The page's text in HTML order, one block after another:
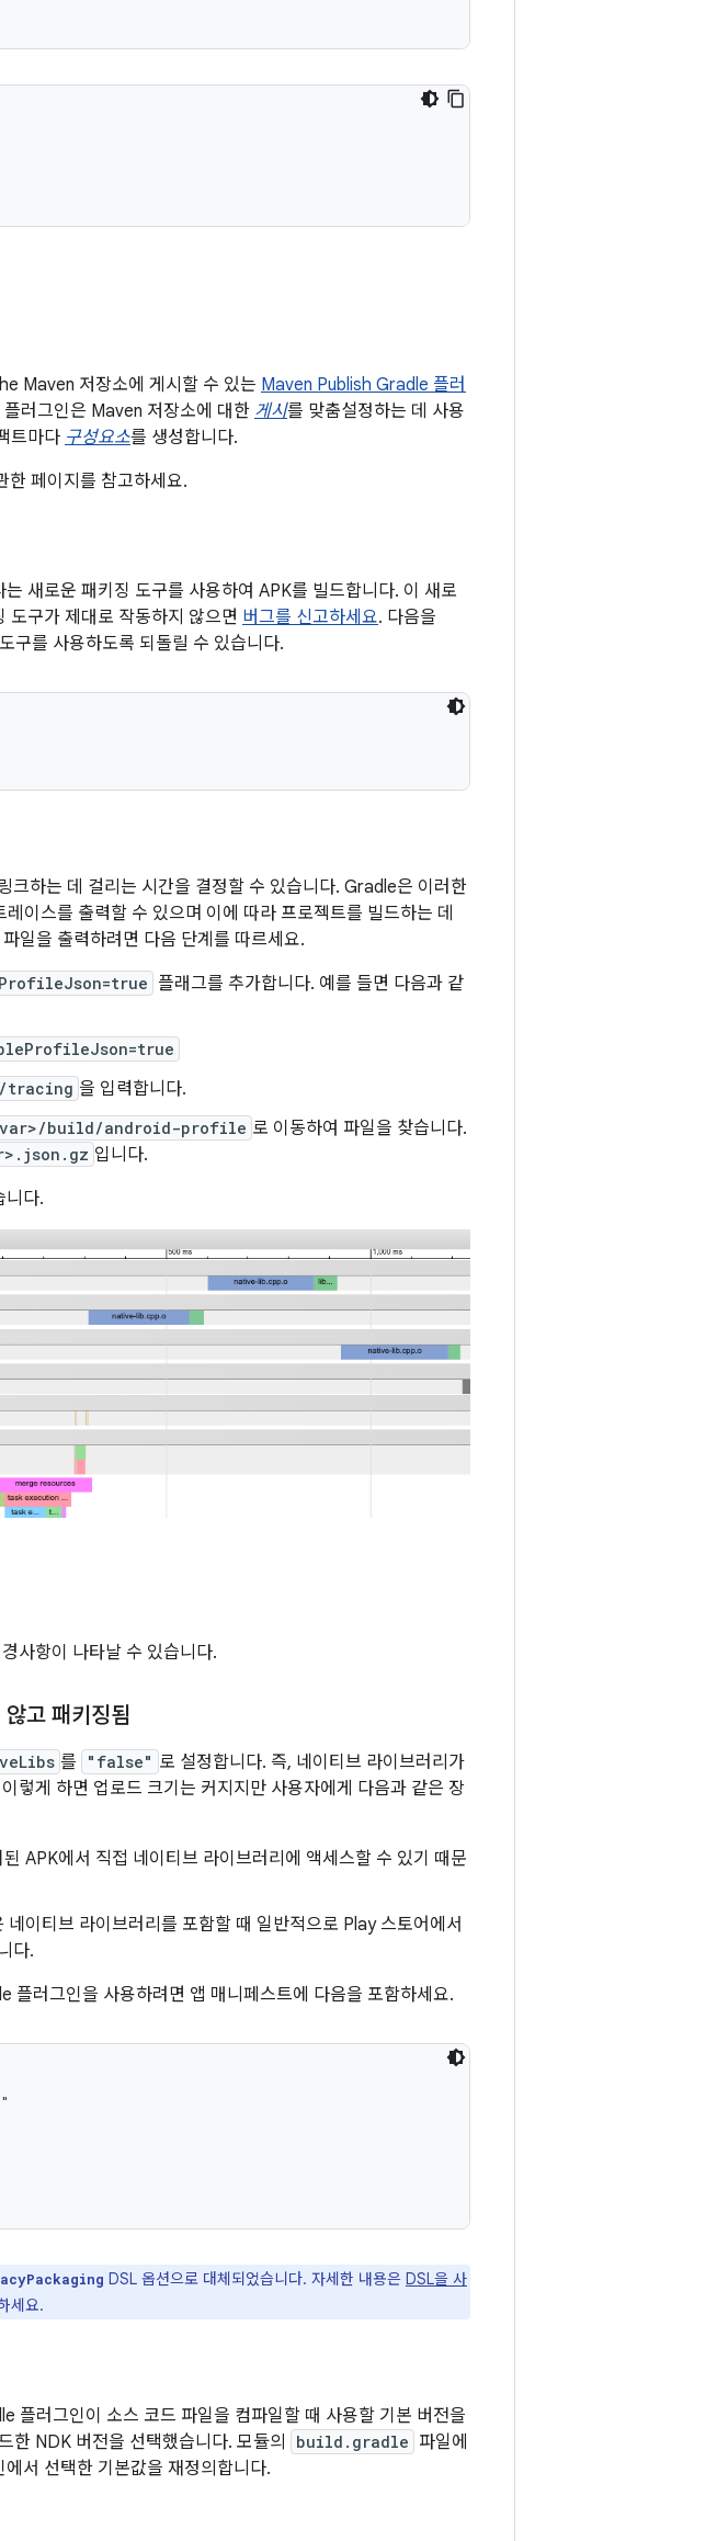
Maven 저장소에 게시할 수 있는 Maven Publish Gradle 플러
러그인은 Maven 저장소에 대한 게시를 맞춤설정하는 데 사용
트마다 구성요소를 생성합니다.
한 페이지를 참고하세요.
는 새로운 패키징 도구를 사용하여 APK를 빌드합니다. 이 새로
도구가 제대로 작동하지 않으면 버그를 신고하세요. 다음을
구를 사용하도록 되돌릴 수 있습니다.
크하는 데 걸리는 시간을 결정할 수 있습니다. Gradle은 이러한
이스를 출력할 수 있으며 이에 따라 프로젝트를 빌드하는 데
일을 출력하려면 다음 단계를 따르세요.
플래그를 추가합니다. 예를 들면 다음과 같
tracing 을 입력합니다.
build/android-profile 로 이동하여 파일을 찾습니다.
입니다.
니다.
사항이 나타날 수 있습니다.
고 패키징됨
를 "false" 로 설정합니다. 즉, 네이티브 라이브러리가
렇게 하면 업로드 크기는 커지지만 사용자에게 다음과 같은 장
APK에서 직접 네이티브 라이브러리에 액세스할 수 있기 때문
이티브 라이브러리를 포함할 때 일반적으로 Play 스토어에서
다.
러그인을 사용하려면 앱 매니페스트에 다음을 포함하세요.
DSL 옵션으로 대체되었습니다. 자세한 내용은 DSL을 사
세요.
플러그인이 소스 코드 파일을 컴파일할 때 사용할 기본 버전을
한 NDK 버전을 선택했습니다. 모듈의
build.gradle 파일에
서 선택한 기본값을 재정의합니다.